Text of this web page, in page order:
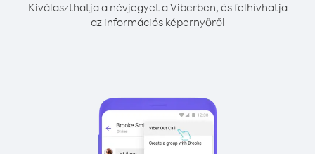
Kiválaszthatja a névjegyet a Viberben, és felhívhatja
az információs képernyőről